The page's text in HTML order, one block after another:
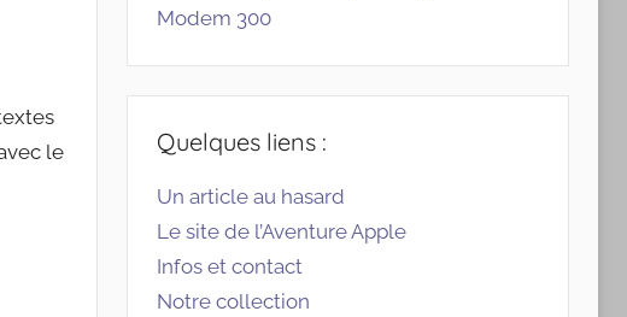
le
Modem 300
Quelques liens :
Un article au hasard
Le site de l’Aventure Apple
Infos et contact
Notre collection